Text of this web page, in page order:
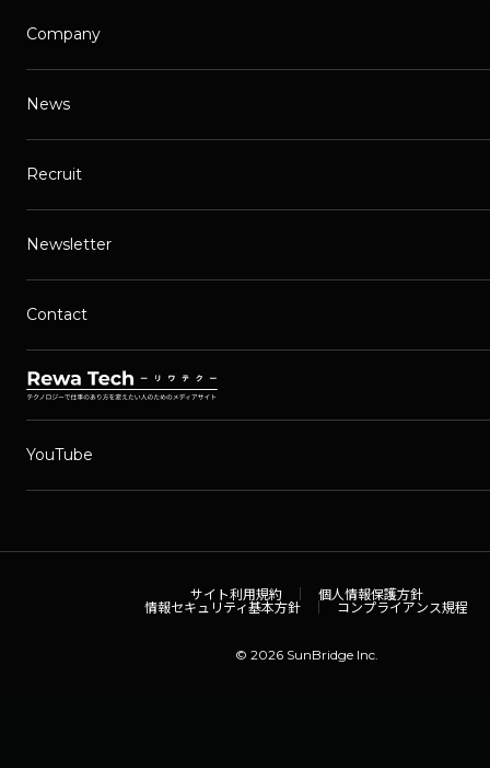
Company
News
Recruit
Newsletter
Contact
YouTube
サイト利用規約 個人情報保護方針
情報セキュリティ基本方針 コンプライアンス規程
© 2026 SunBridge Inc.